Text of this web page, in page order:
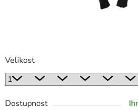
Velikost
Dostupnost